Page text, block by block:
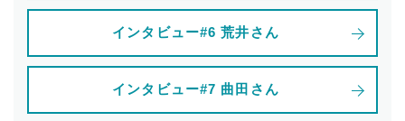
インタビュー#6 荒井さん
インタビュー#7 曲田さん